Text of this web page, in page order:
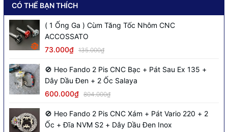
CÓ THỂ BẠN THÍCH
( 1 Ống Ga ) Cùm Tăng Tốc Nhôm CNC
ACCOSSATO
73.000₫ 135.000₫
🚫 Heo Fando 2 Pis CNC Bạc + Pát Sau Ex 135 +
Dây Dầu Đen + 2 Ốc Salaya
600.000₫ 804.000₫
🚫 Heo Fando 2 Pis CNC Xám + Pát Vario 220 + 2
Ốc + Đĩa NVM S2 + Dây Dầu Đen Inox